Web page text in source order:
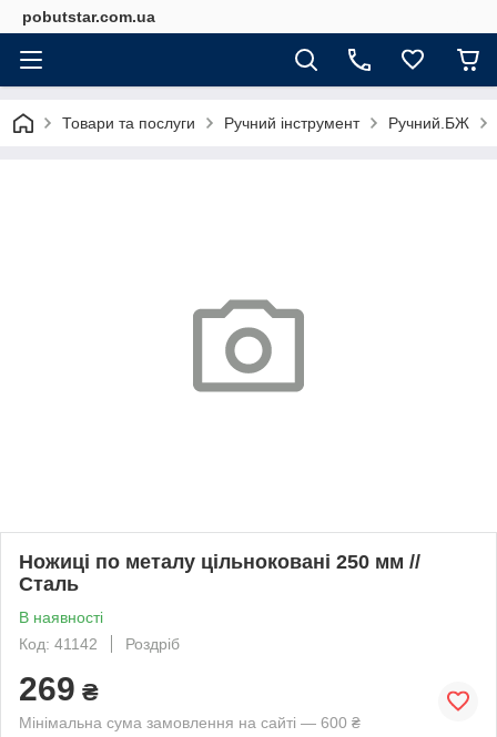
pobutstar.com.ua
Товари та послуги Ручний інструмент Ручний.БЖ
Ножиці по металу цільноковані 250 мм //
Сталь
В наявності
Код: 41142
Роздріб
269 ₴
Мінімальна сума замовлення на сайті — 600 ₴